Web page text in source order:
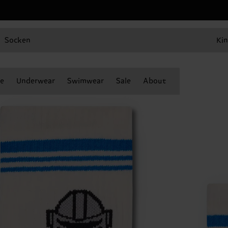
Socken
Underwear Swimwear Sale About